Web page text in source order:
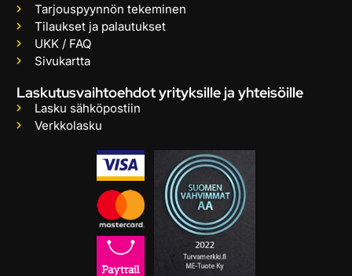
Tarjouspyynnön tekeminen
Tilaukset ja palautukset
UKK / FAQ
Sivukartta
Laskutusvaihtoehdot yrityksille ja yhteisöille
Lasku sähköpostiin
Verkkolasku